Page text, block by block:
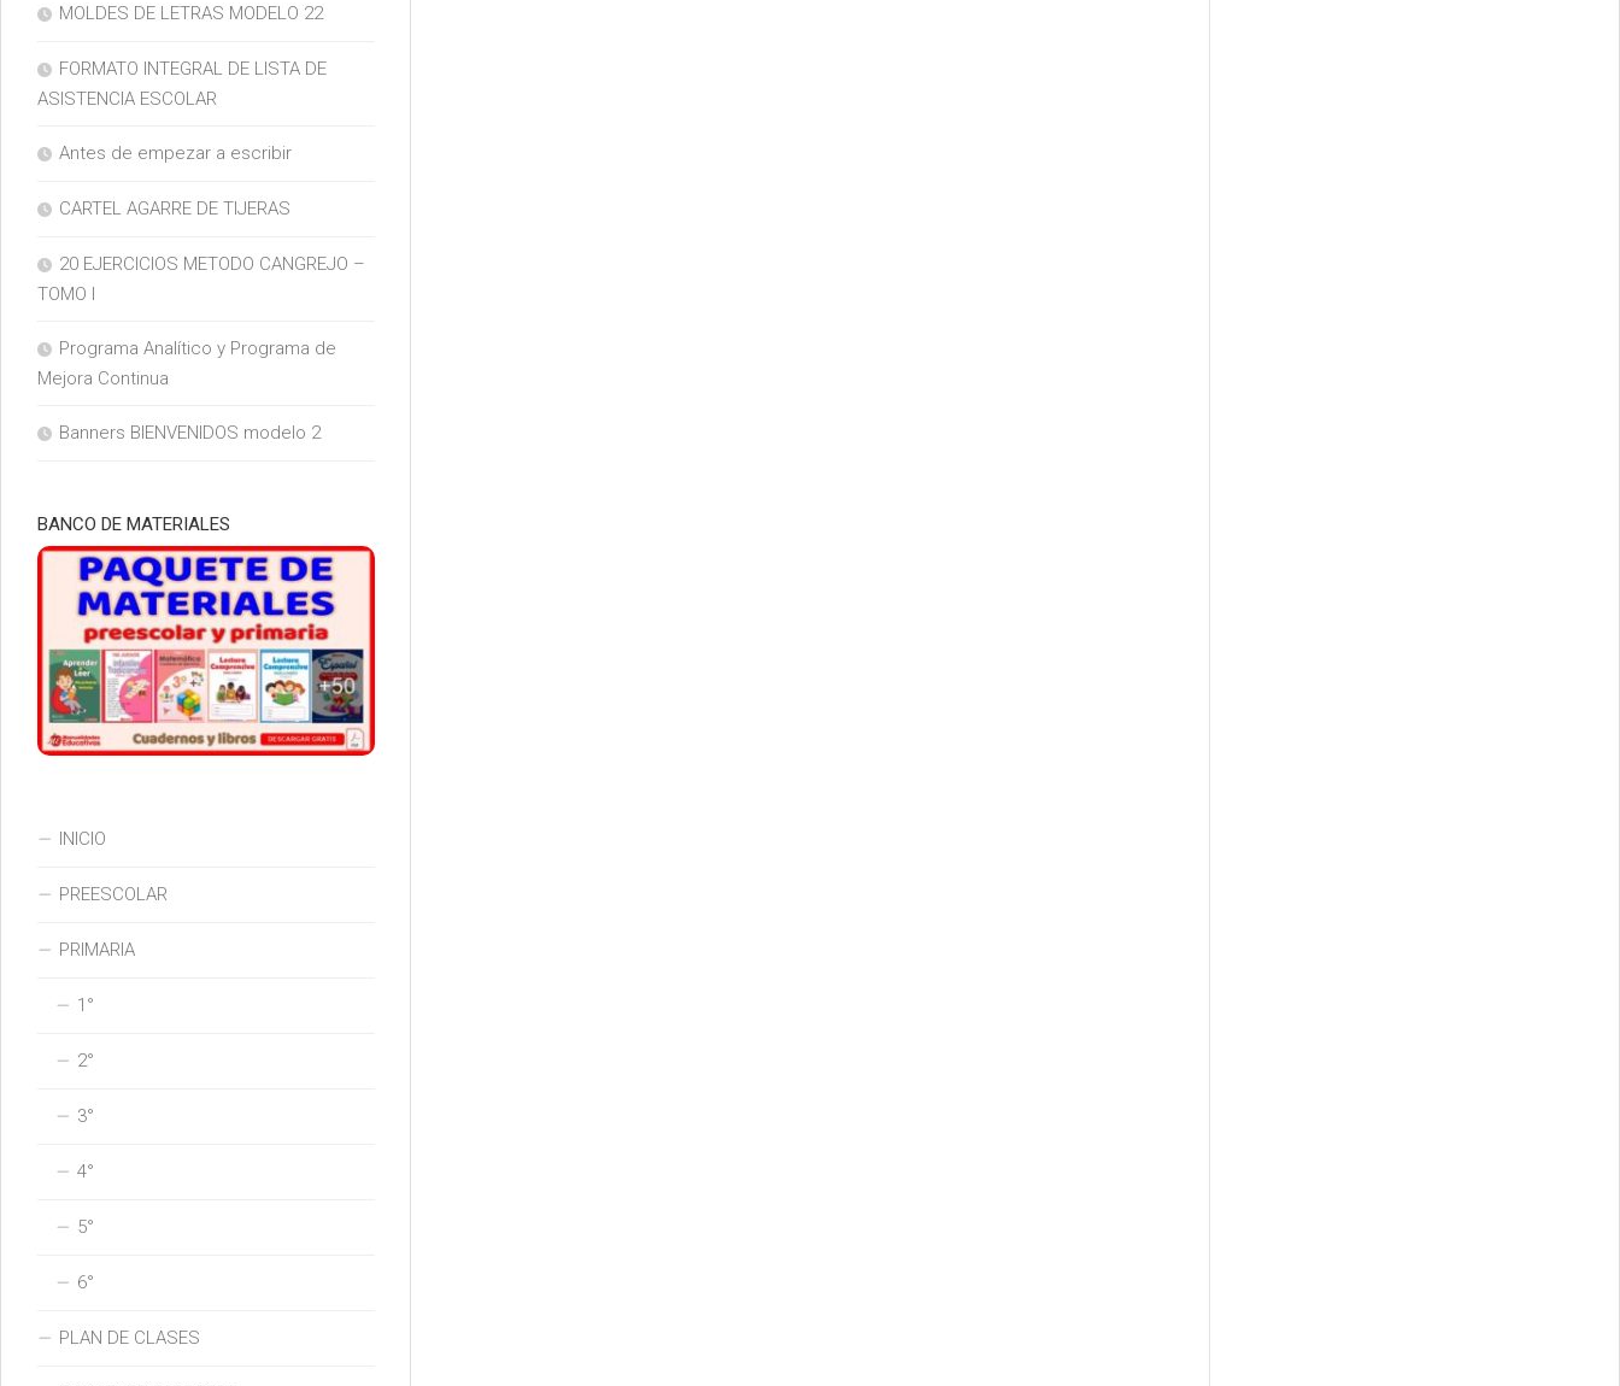
MOLDES DE LETRAS MODELO 22
FORMATO INTEGRAL DE LISTA DE
ASISTENCIA ESCOLAR
Antes de empezar a escribir
CARTEL AGARRE DE TIJERAS
20 EJERCICIOS METODO CANGREJO –
TOMO I
Programa Analítico y Programa de
Mejora Continua
Banners BIENVENIDOS modelo 2
BANCO DE MATERIALES
INICIO
PREESCOLAR
PRIMARIA
1°
2°
3°
4°
5°
6°
PLAN DE CLASES